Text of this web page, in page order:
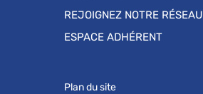
REJOIGNEZ NOTRE RÉSEAU
ESPACE ADHÉRENT
Plan du site